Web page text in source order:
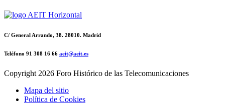
C/ General Arrando, 38. 28010. Madrid
Teléfono 91 308 16 66 aeit@aeit.es
Copyright 2026 Foro Histórico de las Telecomunicaciones
Mapa del sitio
Política de Cookies